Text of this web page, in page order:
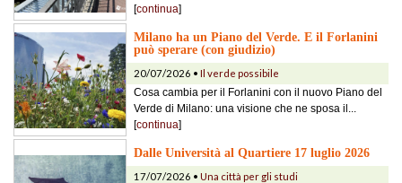
[continua]
Milano ha un Piano del Verde. E il Forlanini
può sperare (con giudizio)
20/07/2026 • Il verde possibile
Cosa cambia per il Forlanini con il nuovo Piano del
Verde di Milano: una visione che ne sposa il...
[continua]
Dalle Università al Quartiere 17 luglio 2026
17/07/2026 • Una città per gli studi